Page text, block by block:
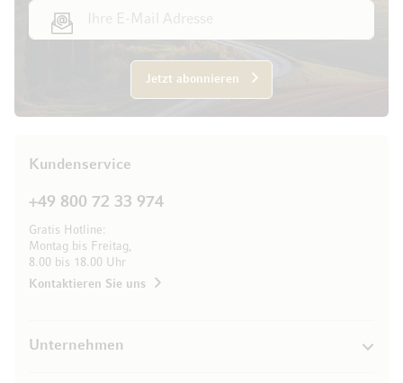
E-Mail Adresse
Jetzt abonnieren
Kundenservice
+49 800 72 33 974
Gratis Hotline:
Montag bis Freitag,
8.00 bis 18.00 Uhr
Kontaktieren Sie uns
Unternehmen